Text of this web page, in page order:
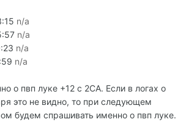
n/a
n/a
n/a
n/a
о пвп луке +12 с 2СА. Если в логах о
это не видно, то при следующем
будем спрашивать именно о пвп луке.